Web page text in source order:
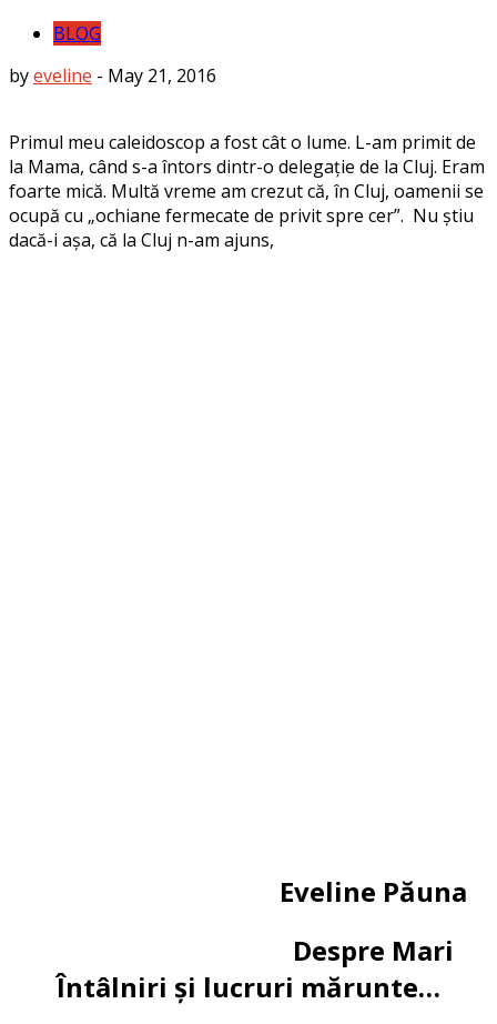
BLOG
byeveline - May 21, 2016
Primul meu caleidoscop a fost cât o lume. L-am primit de
la Mama, când s-a întors dintr-o delegație de la Cluj. Eram
foarte mică. Multă vreme am crezut că, în Cluj, oamenii se
ocupă cu „ochiane fermecate de privit spre cer”. Nu știu
dacă-i așa, că la Cluj n-am ajuns,
Eveline Păuna
Despre Mari
Întâlniri și lucruri mărunte…